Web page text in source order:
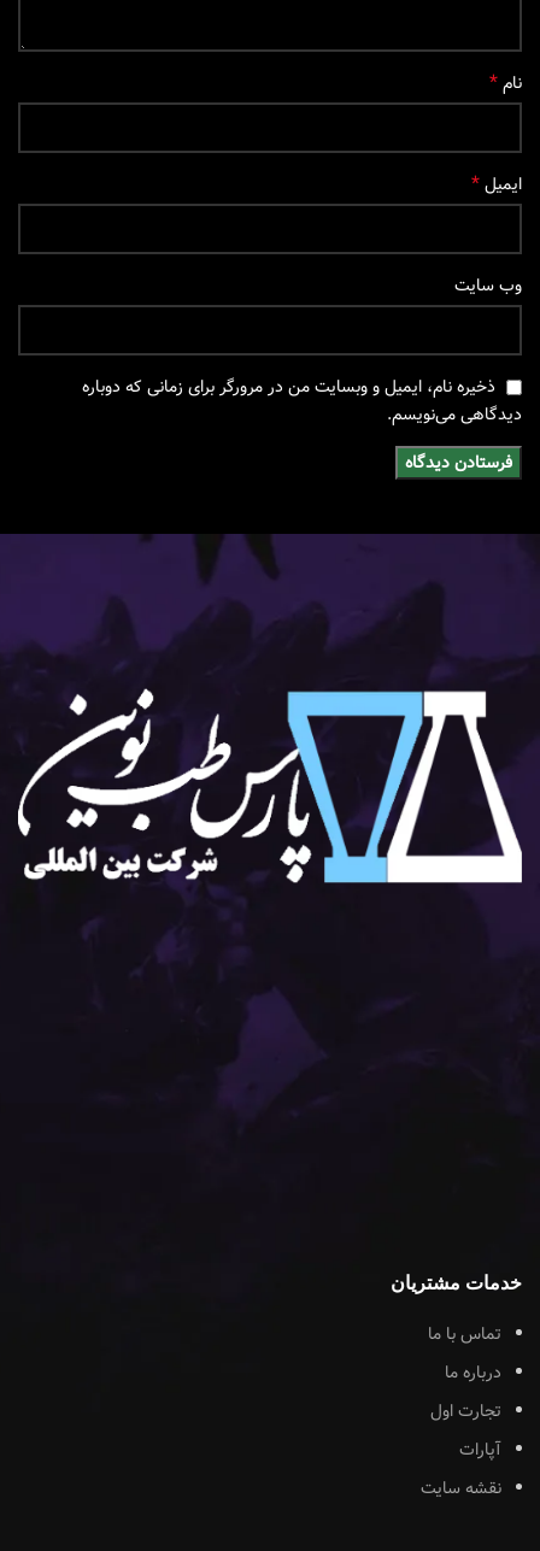
نام*
ایمیل*
وب‌ سایت
ذخیره نام، ایمیل و وبسایت من در مرورگر برای زمانی که دوباره
دیدگاهی می‌نویسم.
خدمات مشتریان
تماس با ما
درباره ما
تجارت اول
آپارات
نقشه سایت